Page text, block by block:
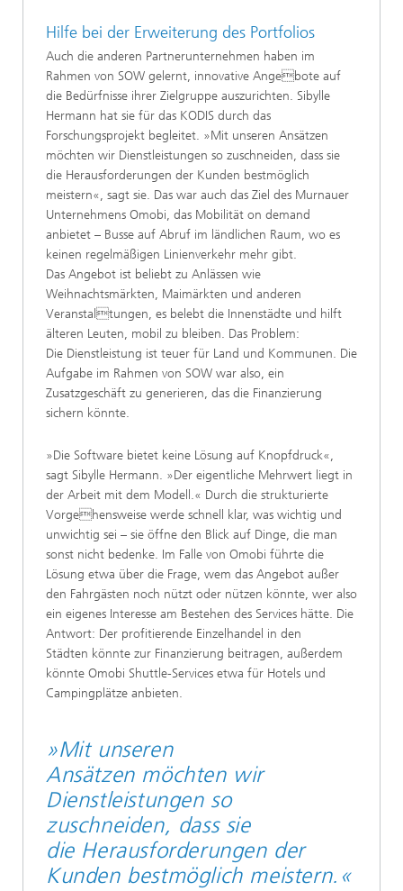
Hilfe bei der Erweiterung des Portfolios
Auch die anderen Partnerunternehmen haben im
Rahmen von SOW gelernt, innovative Angebote auf
die Bedürfnisse ihrer Zielgruppe auszurichten. Sibylle
Hermann hat sie für das KODIS durch das
Forschungsprojekt begleitet. »Mit unseren Ansätzen
möchten wir Dienstleistungen so zuschneiden, dass sie
die Herausforderungen der Kunden bestmöglich
meistern«, sagt sie. Das war auch das Ziel des Murnauer
Unternehmens Omobi, das Mobilität on demand
anbietet – Busse auf Abruf im ländlichen Raum, wo es
keinen regelmäßigen Linienverkehr mehr gibt.
Das Angebot ist beliebt zu Anlässen wie
Weihnachtsmärkten, Maimärkten und anderen
Veranstaltungen, es belebt die Innenstädte und hilft
älteren Leuten, mobil zu bleiben. Das Problem:
Die Dienstleistung ist teuer für Land und Kommunen. Die
Aufgabe im Rahmen von SOW war also, ein
Zusatzgeschäft zu generieren, das die Finanzierung
sichern könnte.
»Die Software bietet keine Lösung auf Knopfdruck«,
sagt Sibylle Hermann. »Der eigentliche Mehrwert liegt in
der Arbeit mit dem Modell.« Durch die strukturierte
Vorgehensweise werde schnell klar, was wichtig und
unwichtig sei – sie öffne den Blick auf Dinge, die man
sonst nicht bedenke. Im Falle von Omobi führte die
Lösung etwa über die Frage, wem das Angebot außer
den Fahrgästen noch nützt oder nützen könnte, wer also
ein eigenes Interesse am Bestehen des Services hätte. Die
Antwort: Der profitierende Einzelhandel in den
Städten könnte zur Finanzierung beitragen, außerdem
könnte Omobi Shuttle-Services etwa für Hotels und
Campingplätze anbieten.
»Mit unseren
Ansätzen möchten wir
Dienstleistungen so
zuschneiden, dass sie
die Herausforderungen der
Kunden bestmöglich meistern.«